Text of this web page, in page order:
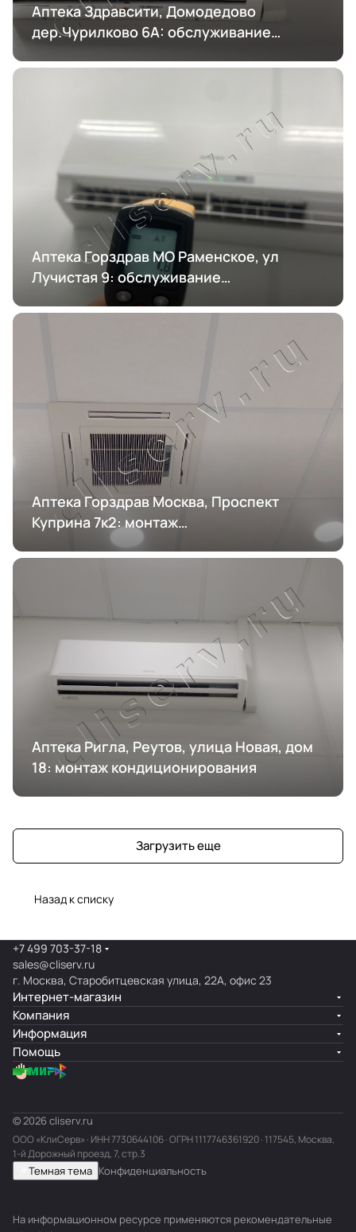
Аптека Здравсити, Домодедово
дер.Чурилково 6А: обслуживание
Аптека Горздрав МО Раменское, ул
Лучистая 9: обслуживание
кондиционирования
Аптека Горздрав Москва, Проспект
Куприна 7к2: монтаж
кондиционирования
Аптека Ригла, Реутов, улица Новая, дом
18: монтаж кондиционирования
Загрузить еще
Назад к списку
+7 499 703-37-18
sales@cliserv.ru
г. Москва, Старобитцевская улица, 22А, офис 23
Интернет-магазин
Компания
Информация
Помощь
© 2026 cliserv.ru
ООО «КлиСерв» · ИНН7730644106· ОГРН 1117746361920 · 117545, Москва,
1-й Дорожный проезд, 7, стр.3
Темная тема Конфиденциальность
На информационном ресурсе применяются рекомендательные